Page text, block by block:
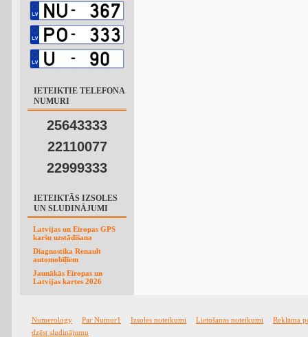
IETEIKTIE TELEFONA
NUMURI
25643333
22110077
22999333
IETEIKTĀS IZSOLES
UN SLUDINĀJUMI
Latvijas un Eiropas GPS
karšu uzstādīšana
Diagnostika Renault
automobīļīem
Jaunākās Eiropas un
Latvijas kartes 2026
Numerology Par Numur1 Izsoles noteikumi Lietošanas noteikumi
Reklāma
dzēst sludinājumu